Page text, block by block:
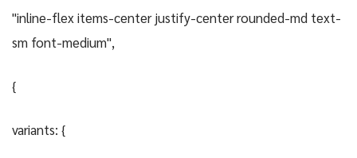
"inline-flex items-center justify-center rounded-md text-
sm font-medium",
{
variants: {